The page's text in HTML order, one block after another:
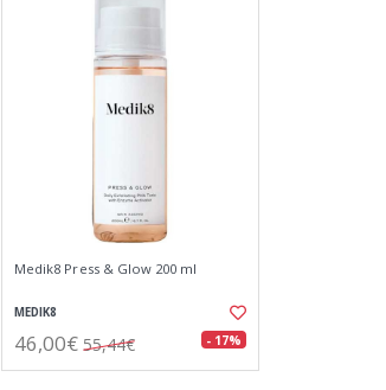
Medik8 Press & Glow 200 ml
MEDIK8
46,00€ 55,44€ - 17%